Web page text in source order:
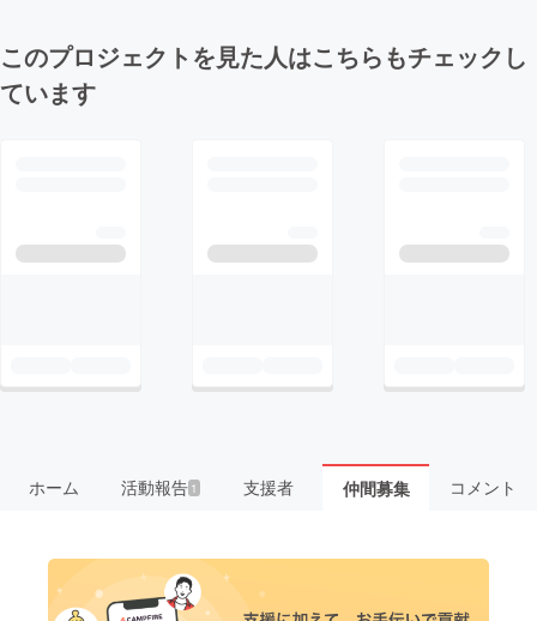
このプロジェクトを見た人はこちらもチェックし
ています
ホーム 活動報告1 支援者 仲間募集 コメント